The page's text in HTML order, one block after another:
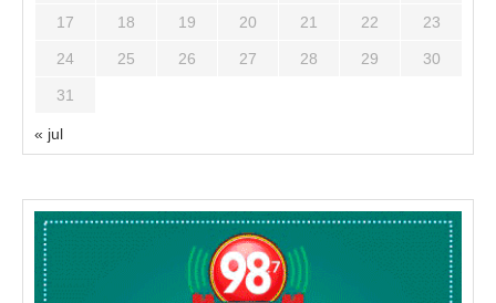
17 18 19 20 21 22 23
24 25 26 27 28 29 30
31
« jul